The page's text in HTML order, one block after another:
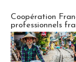
Coopération
professionnels